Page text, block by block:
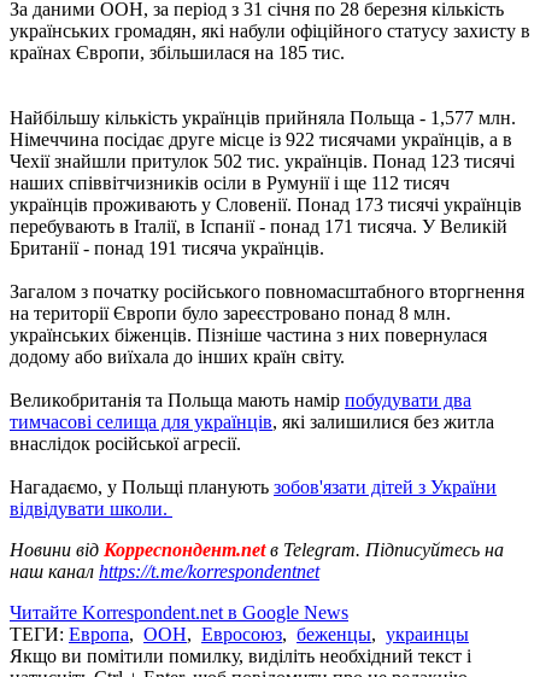
За даними ООН, за період з 31 січня по 28 березня кількість
українських громадян, які набули офіційного статусу захисту в
країнах Європи, збільшилася на 185 тис.
Найбільшу кількість українців прийняла Польща - 1,577 млн.
Німеччина посідає друге місце із 922 тисячами українців, а в
Чехії знайшли притулок 502 тис. українців. Понад 123 тисячі
наших співвітчизників осіли в Румунії і ще 112 тисяч
українців проживають у Словенії. Понад 173 тисячі українців
перебувають в Італії, в Іспанії - понад 171 тисяча. У Великій
Британії - понад 191 тисяча українців.
Загалом з початку російського повномасштабного вторгнення
на території Європи було зареєстровано понад 8 млн.
українських біженців. Пізніше частина з них повернулася
додому або виїхала до інших країн світу.
Великобританія та Польща мають намір побудувати два
тимчасові селища для українців, які залишилися без житла
внаслідок російської агресії.
Нагадаємо, у Польщі планують зобов'язати дітей з України
відвідувати школи.
Новини від Корреспондент.netв Telegram. Підписуйтесь на
наш канал https://t.me/korrespondentnet
Читайте Korrespondent.net в Google News
ТЕГИ: Европа, ООН, Евросоюз, беженцы, украинцы
Якщо ви помітили помилку, виділіть необхідний текст і